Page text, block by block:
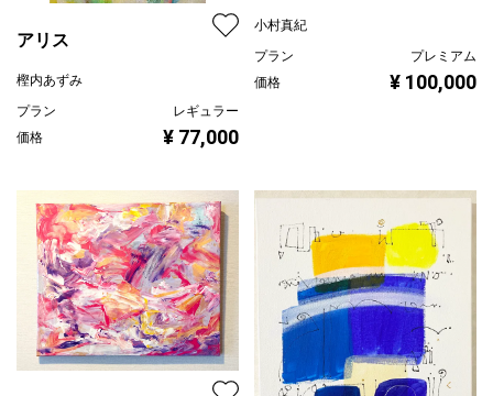
アリス
樫内あずみ
プラン
レギュラー
価格
¥ 77,000
小村真紀
プラン
プレミアム
価格
¥ 100,000